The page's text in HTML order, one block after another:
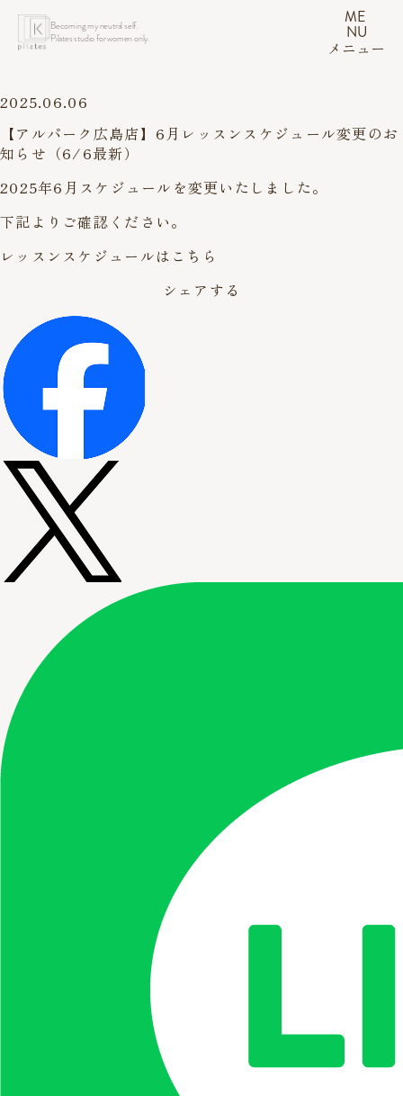
Becoming my neutral self.
Pilates studio for women only.
ME
NU
メニュー
2025.06.06
【アルパーク広島店】6月レッスンスケジュール変更のお
知らせ（6/6最新）
2025年6月スケジュールを変更いたしました。
下記よりご確認ください。
レッスンスケジュールは こちら
シェアする